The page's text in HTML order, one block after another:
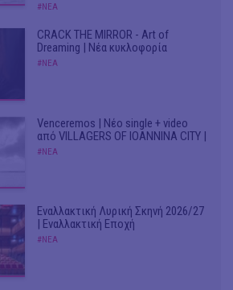
#ΝΕΑ
CRACK THE MIRROR - Art of
Dreaming | Νέα κυκλοφορία
#ΝΕΑ
Venceremos | Νέο single + video
από VILLAGERS OF IOANNINA CITY |
#ΝΕΑ
Εναλλακτική Λυρική Σκηνή 2026/27
| Εναλλακτική Εποχή
#ΝΕΑ